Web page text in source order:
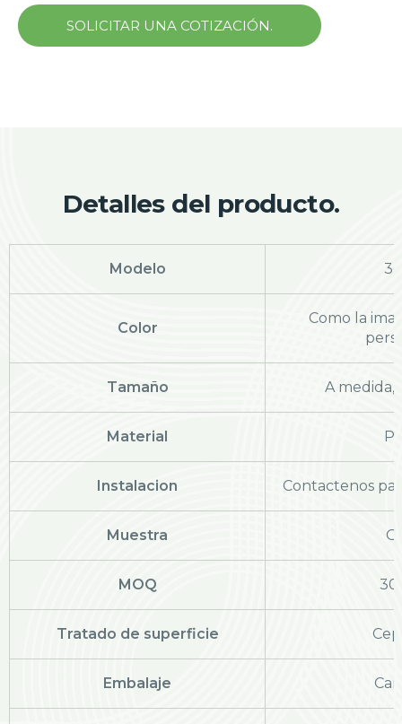
SOLICITAR UNA COTIZACIÓN.
Detalles del producto.
Modelo
Color
Como la
Tamaño A medida,
Material
Instalacion Contactenos
Muestra
MOQ
Tratado de superficie
Embalaje